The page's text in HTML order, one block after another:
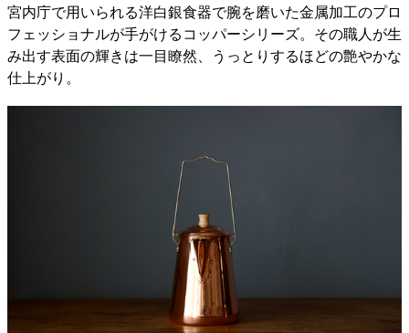
宮内庁で用いられる洋白銀食器で腕を磨いた金属加工のプロ
フェッショナルが手がけるコッパーシリーズ。その職人が生
み出す表面の輝きは一目瞭然、うっとりするほどの艶やかな
仕上がり。